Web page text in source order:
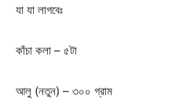
যা যা লাগবেঃ
কাঁচা কলা – ৫টা
আলু (নতুন) – ৩০০ গ্রাম